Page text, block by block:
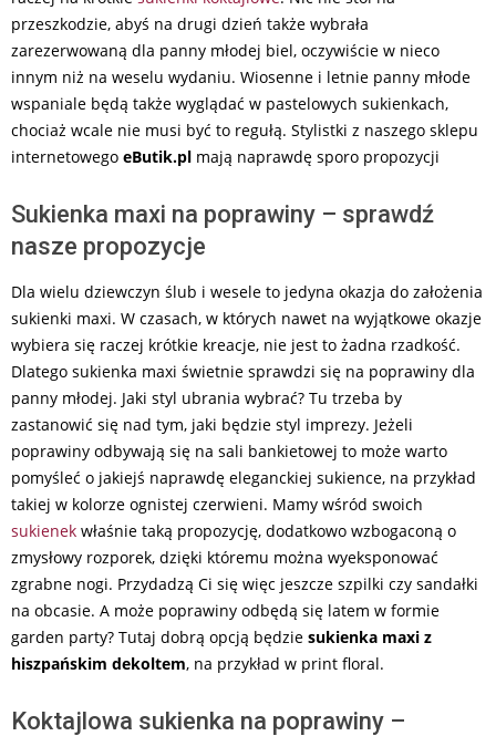
przeszkodzie, abyś na drugi dzień także wybrała
zarezerwowaną dla panny młodej biel, oczywiście w nieco
innym niż na weselu wydaniu. Wiosenne i letnie panny młode
wspaniale będą także wyglądać w pastelowych sukienkach,
chociaż wcale nie musi być to regułą. Stylistki z naszego sklepu
internetowego eButik.pl mają naprawdę sporo propozycji
Sukienka maxi na poprawiny – sprawdź
nasze propozycje
Dla wielu dziewczyn ślub i wesele to jedyna okazja do założenia
sukienki maxi. W czasach, w których nawet na wyjątkowe okazje
wybiera się raczej krótkie kreacje, nie jest to żadna rzadkość.
Dlatego sukienka maxi świetnie sprawdzi się na poprawiny dla
panny młodej. Jaki styl ubrania wybrać? Tu trzeba by
zastanowić się nad tym, jaki będzie styl imprezy. Jeżeli
poprawiny odbywają się na sali bankietowej to może warto
pomyśleć o jakiejś naprawdę eleganckiej sukience, na przykład
takiej w kolorze ognistej czerwieni. Mamy wśród swoich
sukienek właśnie taką propozycję, dodatkowo wzbogaconą o
zmysłowy rozporek, dzięki któremu można wyeksponować
zgrabne nogi. Przydadzą Ci się więc jeszcze szpilki czy sandałki
na obcasie. A może poprawiny odbędą się latem w formie
garden party? Tutaj dobrą opcją będzie sukienka maxi z
hiszpańskim dekoltem, na przykład w print floral.
Koktajlowa sukienka na poprawiny –